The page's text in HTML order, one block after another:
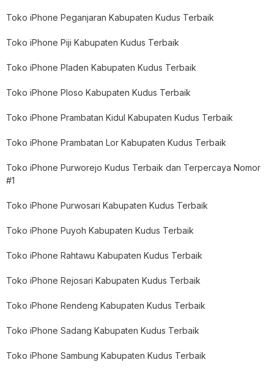
Toko iPhone Peganjaran Kabupaten Kudus Terbaik
Toko iPhone Piji Kabupaten Kudus Terbaik
Toko iPhone Pladen Kabupaten Kudus Terbaik
Toko iPhone Ploso Kabupaten Kudus Terbaik
Toko iPhone Prambatan Kidul Kabupaten Kudus Terbaik
Toko iPhone Prambatan Lor Kabupaten Kudus Terbaik
Toko iPhone Purworejo Kudus Terbaik dan Terpercaya Nomor
#1
Toko iPhone Purwosari Kabupaten Kudus Terbaik
Toko iPhone Puyoh Kabupaten Kudus Terbaik
Toko iPhone Rahtawu Kabupaten Kudus Terbaik
Toko iPhone Rejosari Kabupaten Kudus Terbaik
Toko iPhone Rendeng Kabupaten Kudus Terbaik
Toko iPhone Sadang Kabupaten Kudus Terbaik
Toko iPhone Sambung Kabupaten Kudus Terbaik